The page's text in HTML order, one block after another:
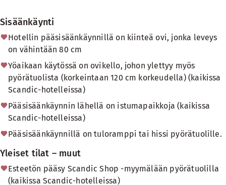
Sisäänkäynti
Hotellin pääsisäänkäynnillä on kiinteä ovi, jonka leveys
on vähintään 80 cm
Yöaikaan käytössä on ovikello, johon ylettyy myös
pyörätuolista (korkeintaan 120 cm korkeudella) (kaikissa
Scandic-hotelleissa)
Pääsisäänkäynnin lähellä on istumapaikkoja (kaikissa
Scandic-hotelleissa)
Pääsisäänkäynnillä on tuloramppi tai hissi pyörätuolille.
Yleiset tilat – muut
Esteetön pääsy Scandic Shop -myymälään pyörätuolilla
(kaikissa Scandic-hotelleissa)